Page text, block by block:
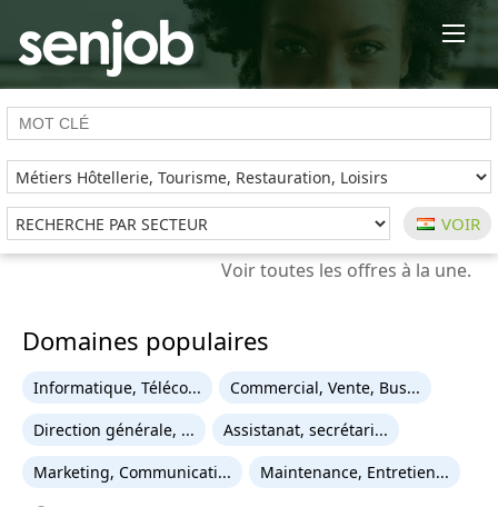
Domaines populaires
Informatique, Téléco...
Commercial, Vente, Bus...
Direction générale, ...
Assistanat, secrétari...
Marketing, Communicati...
Maintenance, Entretien...
×